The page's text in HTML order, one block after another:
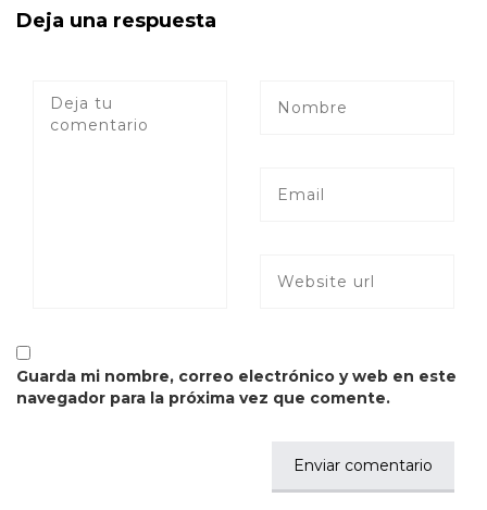
Deja una respuesta
Guarda mi nombre, correo electrónico y web en este
navegador para la próxima vez que comente.